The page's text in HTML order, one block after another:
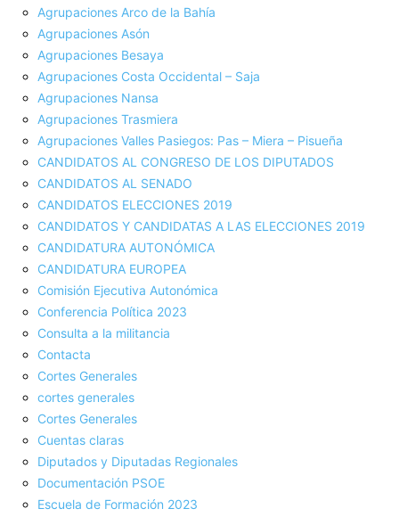
Agrupaciones Arco de la Bahía
Agrupaciones Asón
Agrupaciones Besaya
Agrupaciones Costa Occidental – Saja
Agrupaciones Nansa
Agrupaciones Trasmiera
Agrupaciones Valles Pasiegos: Pas – Miera – Pisueña
CANDIDATOS AL CONGRESO DE LOS DIPUTADOS
CANDIDATOS AL SENADO
CANDIDATOS ELECCIONES 2019
CANDIDATOS Y CANDIDATAS A LAS ELECCIONES 2019
CANDIDATURA AUTONÓMICA
CANDIDATURA EUROPEA
Comisión Ejecutiva Autonómica
Conferencia Política 2023
Consulta a la militancia
Contacta
Cortes Generales
cortes generales
Cortes Generales
Cuentas claras
Diputados y Diputadas Regionales
Documentación PSOE
Escuela de Formación 2023